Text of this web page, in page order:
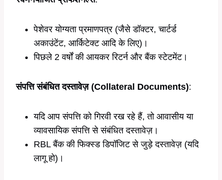
पेशेवर योग्यता प्रमाणपत्र (जैसे डॉक्टर, चार्टर्ड
अकाउंटेंट, आर्किटेक्ट आदि के लिए)।
पिछले 2 वर्षों की आयकर रिटर्न और बैंक स्टेटमेंट।
संपत्ति संबंधित दस्तावेज़ (Collateral Documents):
यदि आप संपत्ति को गिरवी रख रहे हैं, तो आवासीय या
व्यावसायिक संपत्ति से संबंधित दस्तावेज़।
RBL बैंक की फिक्स्ड डिपॉजिट से जुड़े दस्तावेज़ (यदि
लागू हो)।